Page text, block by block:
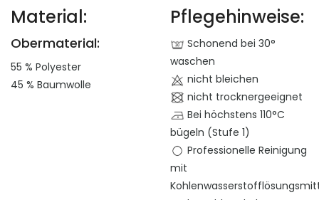
Material:
Obermaterial:
55 % Polyester
45 % Baumwolle
Pflegehinweise:
Schonend bei 30°
waschen
nicht bleichen
nicht trocknergeeignet
Bei höchstens 110°C
bügeln (Stufe 1)
Professionelle Reinigung
mit